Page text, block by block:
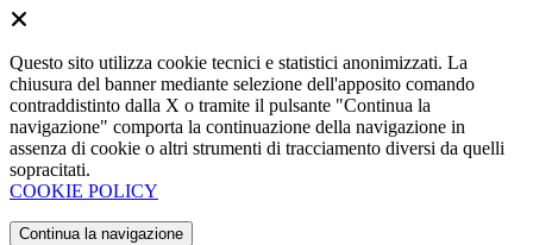
Questo sito utilizza cookie tecnici e statistici anonimizzati. La
chiusura del banner mediante selezione dell'apposito comando
contraddistinto dalla X o tramite il pulsante "Continua la
navigazione" comporta la continuazione della navigazione in
assenza di cookie o altri strumenti di tracciamento diversi da quelli
sopracitati.
COOKIE POLICY
Continua la navigazione